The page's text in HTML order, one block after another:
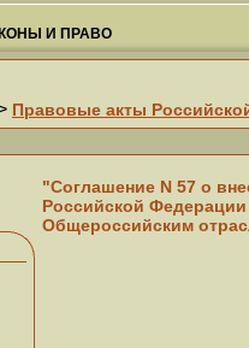
И ПРАВО
Правовые акты
"Соглашение N 57 о
Российской
Общероссийским